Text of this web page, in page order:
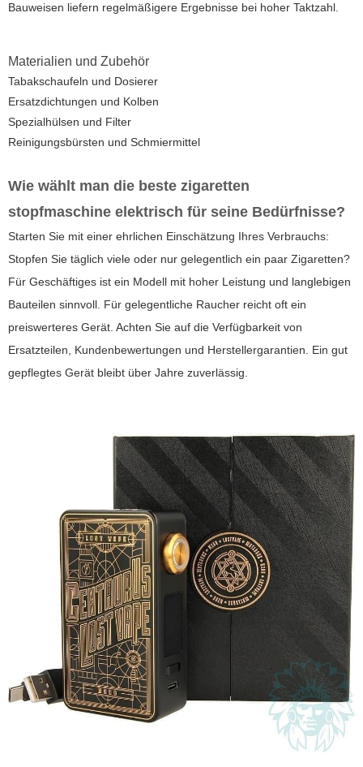
Bauweisen liefern regelmäßigere Ergebnisse bei hoher Taktzahl.
Materialien und Zubehör
Tabakschaufeln und Dosierer
Ersatzdichtungen und Kolben
Spezialhülsen und Filter
Reinigungsbürsten und Schmiermittel
Wie wählt man die beste zigaretten
stopfmaschine elektrisch für seine Bedürfnisse?
Starten Sie mit einer ehrlichen Einschätzung Ihres Verbrauchs:
Stopfen Sie täglich viele oder nur gelegentlich ein paar Zigaretten?
Für Geschäftiges ist ein Modell mit hoher Leistung und langlebigen
Bauteilen sinnvoll. Für gelegentliche Raucher reicht oft ein
preiswerteres Gerät. Achten Sie auf die Verfügbarkeit von
Ersatzteilen, Kundenbewertungen und Herstellergarantien. Ein gut
gepflegtes Gerät bleibt über Jahre zuverlässig.